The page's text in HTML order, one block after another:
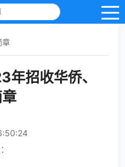
章
招收华侨、